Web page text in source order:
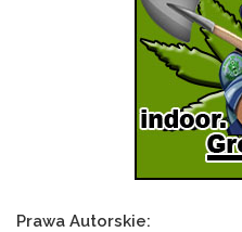
Prawa Autorskie: